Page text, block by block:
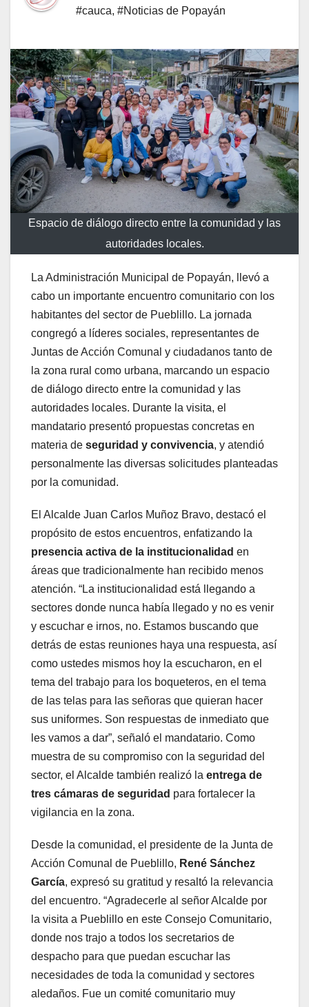
#cauca, #Noticias de Popayán
Espacio de diálogo directo entre la comunidad y las
autoridades locales.
La Administración Municipal de Popayán, llevó a
cabo un importante encuentro comunitario con los
habitantes del sector de Pueblillo. La jornada
congregó a líderes sociales, representantes de
Juntas de Acción Comunal y ciudadanos tanto de
la zona rural como urbana, marcando un espacio
de diálogo directo entre la comunidad y las
autoridades locales. Durante la visita, el
mandatario presentó propuestas concretas en
materia de seguridad y convivencia, y atendió
personalmente las diversas solicitudes planteadas
por la comunidad.
El Alcalde Juan Carlos Muñoz Bravo, destacó el
propósito de estos encuentros, enfatizando la
presencia activa de la institucionalidad en
áreas que tradicionalmente han recibido menos
atención. “La institucionalidad está llegando a
sectores donde nunca había llegado y no es venir
y escuchar e irnos, no. Estamos buscando que
detrás de estas reuniones haya una respuesta, así
como ustedes mismos hoy la escucharon, en el
tema del trabajo para los boqueteros, en el tema
de las telas para las señoras que quieran hacer
sus uniformes. Son respuestas de inmediato que
les vamos a dar”, señaló el mandatario. Como
muestra de su compromiso con la seguridad del
sector, el Alcalde también realizó la entrega de
tres cámaras de seguridad para fortalecer la
vigilancia en la zona.
Desde la comunidad, el presidente de la Junta de
Acción Comunal de Pueblillo, René Sánchez
García, expresó su gratitud y resaltó la relevancia
del encuentro. “Agradecerle al señor Alcalde por
la visita a Pueblillo en este Consejo Comunitario,
donde nos trajo a todos los secretarios de
despacho para que puedan escuchar las
necesidades de toda la comunidad y sectores
aledaños. Fue un comité comunitario muy